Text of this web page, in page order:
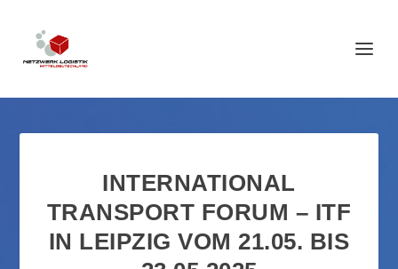
INTERNATIONAL
TRANSPORT FORUM – ITF
IN LEIPZIG VOM 21.05. BIS